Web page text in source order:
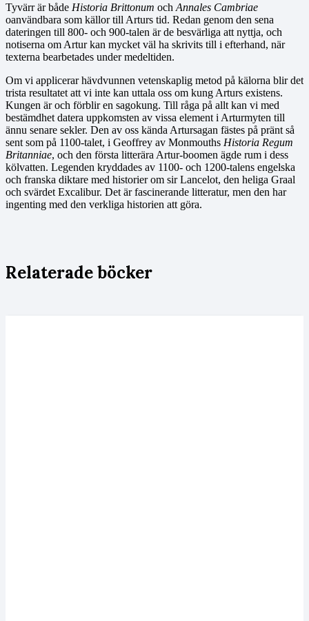
Tyvärr är både Historia Brittonum och Annales Cambriae
oanvändbara som källor till Arturs tid. Redan genom den sena
dateringen till 800- och 900-talen är de besvärliga att nyttja, och
notiserna om Artur kan mycket väl ha skrivits till i efterhand, när
texterna bearbetades under medeltiden.
Om vi applicerar hävdvunnen vetenskaplig metod på kälorna blir det
trista resultatet att vi inte kan uttala oss om kung Arturs existens.
Kungen är och förblir en sagokung. Till råga på allt kan vi med
bestämdhet datera uppkomsten av vissa element i Arturmyten till
ännu senare sekler. Den av oss kända Artursagan fästes på pränt så
sent som på 1100-talet, i Geoffrey av Monmouths Historia Regum
Britanniae, och den första litterära Artur-boomen ägde rum i dess
kölvatten. Legenden kryddades av 1100- och 1200-talens engelska
och franska diktare med historier om sir Lancelot, den heliga Graal
och svärdet Excalibur. Det är fascinerande litteratur, men den har
ingenting med den verkliga historien att göra.
Relaterade böcker